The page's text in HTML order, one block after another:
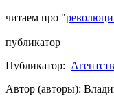
читаем про "
публикатор
Публикатор:
Автор (авторы):